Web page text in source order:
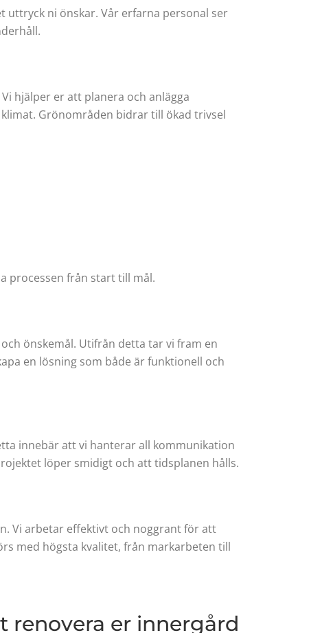
ni önskar. Vår erfarna personal ser
hjälper er att planera och anlägga
Grönområden bidrar till ökad trivsel
processen från start till mål.
önskemål. Utifrån detta tar vi fram en
en lösning som både är funktionell och
innebär att vi hanterar all kommunikation
löper smidigt och att tidsplanen hålls.
Vi arbetar effektivt och noggrant för att
med högsta kvalitet, från markarbeten till
renovera er innergård